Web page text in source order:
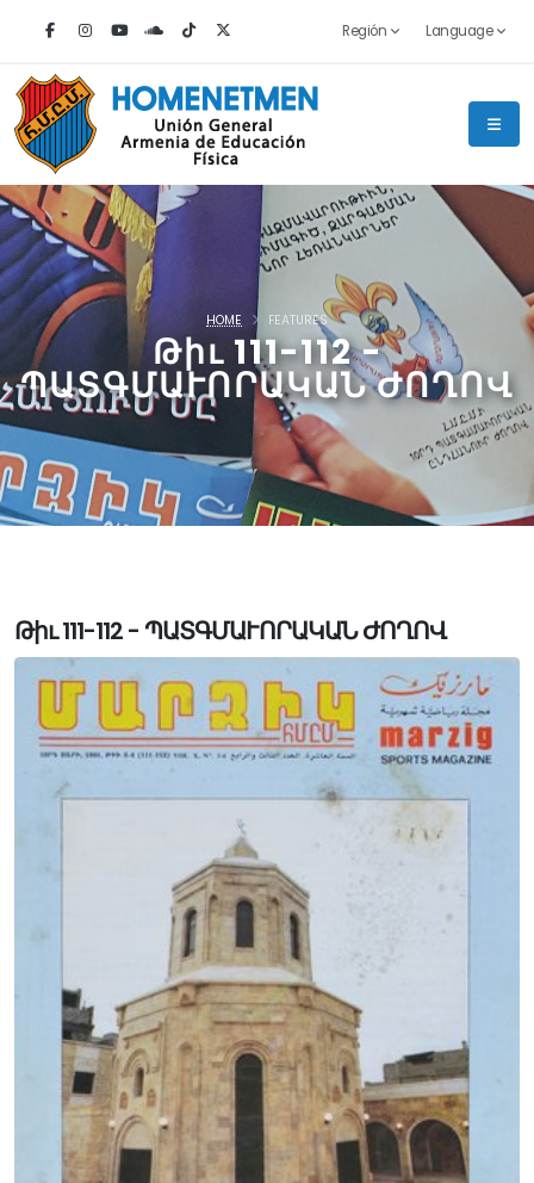
Región Language
Թիւ 111-112 -
ՊԱՏԳՄԱՒՈՐԱԿԱՆ ԺՈՂՈՎ
HOME FEATURES
Թիւ 111-112 - ՊԱՏԳՄԱՒՈՐԱԿԱՆ ԺՈՂՈՎ